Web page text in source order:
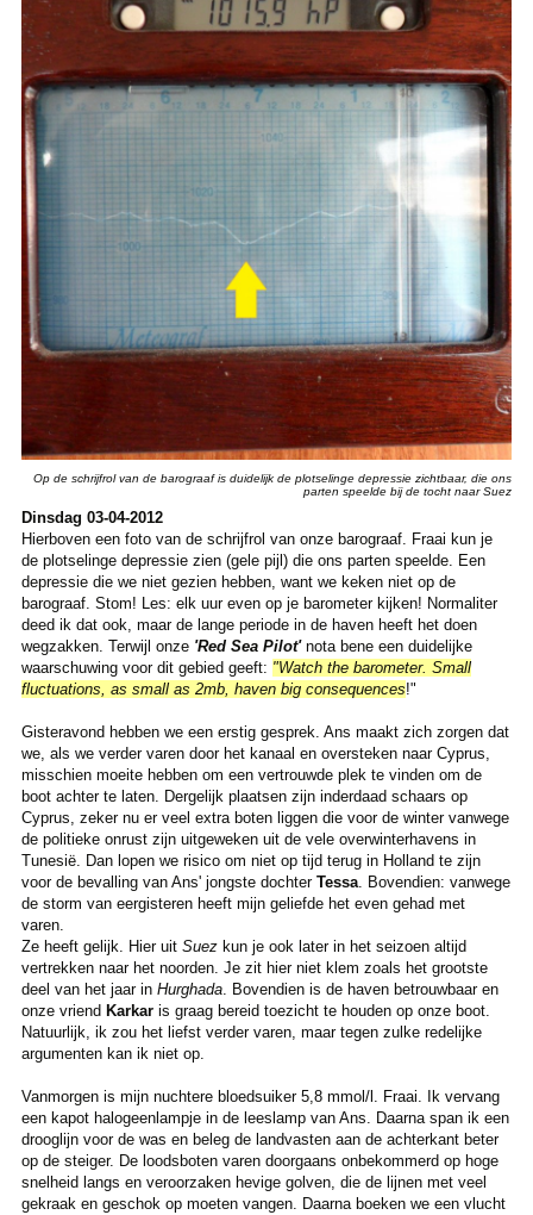
Op de schrijfrol van de barograaf is duidelijk de plotselinge depressie zichtbaar, die ons
parten speelde bij de tocht naar Suez
Dinsdag 03-04-2012
Hierboven een foto van de schrijfrol van onze barograaf. Fraai kun je
de plotselinge depressie zien (gele pijl) die ons parten speelde. Een
depressie die we niet gezien hebben, want we keken niet op de
barograaf. Stom! Les: elk uur even op je barometer kijken! Normaliter
deed ik dat ook, maar de lange periode in de haven heeft het doen
wegzakken. Terwijl onze 'Red Sea Pilot' nota bene een duidelijke
waarschuwing voor dit gebied geeft: "Watch the barometer. Small
fluctuations, as small as 2mb, haven big consequences!"
Gisteravond hebben we een erstig gesprek. Ans maakt zich zorgen dat
we, als we verder varen door het kanaal en oversteken naar Cyprus,
misschien moeite hebben om een vertrouwde plek te vinden om de
boot achter te laten. Dergelijk plaatsen zijn inderdaad schaars op
Cyprus, zeker nu er veel extra boten liggen die voor de winter vanwege
de politieke onrust zijn uitgeweken uit de vele overwinterhavens in
Tunesië. Dan lopen we risico om niet op tijd terug in Holland te zijn
voor de bevalling van Ans' jongste dochter Tessa. Bovendien: vanwege
de storm van eergisteren heeft mijn geliefde het even gehad met
varen.
Ze heeft gelijk. Hier uitSuez kun je ook later in het seizoen altijd
vertrekken naar het noorden. Je zit hier niet klem zoals het grootste
deel van het jaar inHurghada. Bovendien is de haven betrouwbaar en
onze vriend Karkaris graag bereid toezicht te houden op onze boot.
Natuurlijk, ik zou het liefst verder varen, maar tegen zulke redelijke
argumenten kan ik niet op.
Vanmorgen is mijn nuchtere bloedsuiker 5,8 mmol/l. Fraai. Ik vervang
een kapot halogeenlampje in de leeslamp van Ans. Daarna span ik een
drooglijn voor de was en beleg de landvasten aan de achterkant beter
op de steiger. De loodsboten varen doorgaans onbekommerd op hoge
snelheid langs en veroorzaken hevige golven, die de lijnen met veel
gekraak en geschok op moeten vangen. Daarna boeken we een vlucht